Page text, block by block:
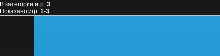
В категории игр: 3
Показано игр: 1-3